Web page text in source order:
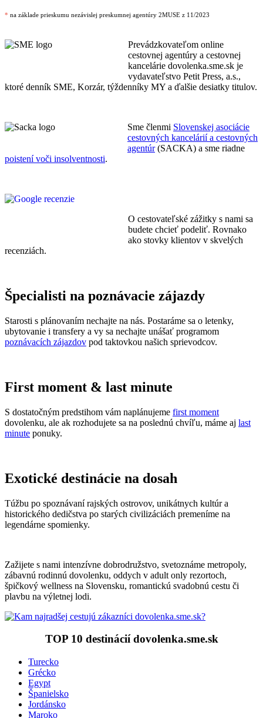
* na základe prieskumu nezávislej preskumnej agentúry 2MUSE z 11/2023
Prevádzkovateľom online
cestovnej agentúry a cestovnej
kancelárie dovolenka.sme.sk je
vydavateľstvo Petit Press, a.s.,
ktoré denník SME, Korzár, týždenníky MY a ďalšie desiatky titulov.
Sme členmi Slovenskej asociácie
cestovných kancelárií a cestovných
agentúr(SACKA) a sme riadne
poistení voči insolventnosti.
O cestovateľské zážitky s nami sa
budete chcieť podeliť. Rovnako
ako stovky klientov v skvelých
recenziách.
Špecialisti na poznávacie zájazdy
Starosti s plánovaním nechajte na nás. Postaráme sa o letenky,
ubytovanie i transfery a vy sa nechajte unášať programom
poznávacích zájazdov pod taktovkou našich sprievodcov.
First moment & last minute
S dostatočným predstihom vám naplánujeme first moment
dovolenku, ale ak rozhodujete sa na poslednú chvíľu, máme aj last
minute ponuky.
Exotické destinácie na dosah
Túžbu po spoznávaní rajských ostrovov, unikátnych kultúr a
historického dedičstva po starých civilizáciách premeníme na
legendárne spomienky.
Zažijete s nami intenzívne dobrodružstvo, svetoznáme metropoly,
zábavnú rodinnú dovolenku, oddych v adult only rezortoch,
špičkový wellness na Slovensku, romantickú svadobnú cestu či
plavbu na výletnej lodi.
TOP 10 destinácií dovolenka.sme.sk
Turecko
Grécko
Egypt
Španielsko
Jordánsko
Maroko